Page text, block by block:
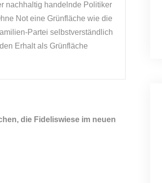
nachhaltig handelnde Politiker
Not eine Grünfläche wie die
Partei selbstverständlich
Erhalt als Grünfläche
die Fideliswiese im neuen